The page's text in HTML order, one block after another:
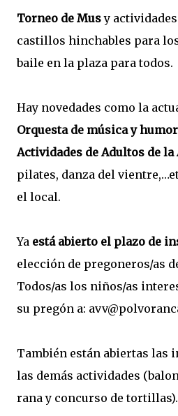
Torneo de Musy
castillos hinchables para
baile en la plaza para todos.
Hay novedades como la
Orquesta de música y humor
Actividades de Adultos de la
pilates, danza del
el local.
Ya está abierto el plazo de
elección de pregoneros/as
Todos/as los niños/as
su pregón a:
También están abiertas las
las demás actividades
rana y concurso de tortillas).